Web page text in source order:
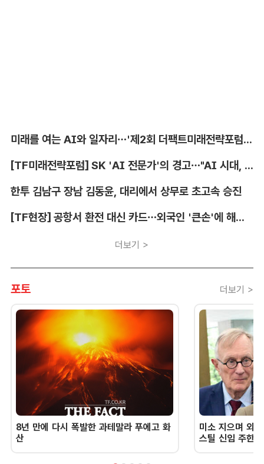
미래를 여는 AI와 일자리…'제2회 더팩트미래전략포럼' 참가 신청
[TF미래전략포럼] SK 'AI 전문가'의 경고…"AI 시대, 인재 격차 더 커진다"
한투 김남구 장남 김동윤, 대리에서 상무로 초고속 승진
[TF현장] 공항서 환전 대신 카드…외국인 '큰손'에 해외카드 매입 시장 쑥
더보기 >
포토 더보기 >
8년 만에 다시 폭발한 과테말라 푸에고 화
산
미소 지으며 외
스틸 신임 주한